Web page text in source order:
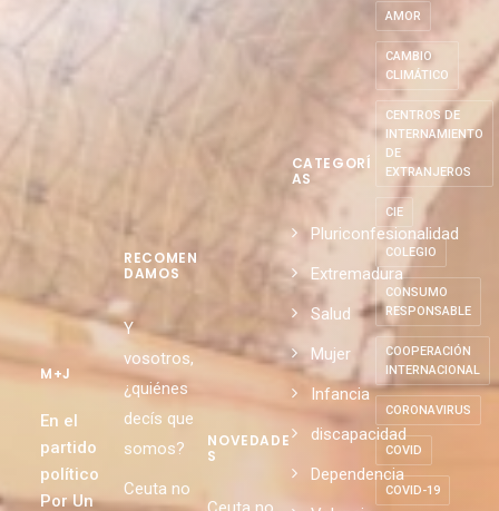
M+J
En el
partido
político
Por Un
RECOMEN
DAMOS
Y
vosotros,
¿quiénes
decís que
somos?
Ceuta no
NOVEDADE
S
CATEGORÍ
AS
Pluriconfesionalidad
Extremadura
Salud
Mujer
Infancia
discapacidad
Dependencia
AMOR
CAMBIO
CLIMÁTICO
CENTROS DE
INTERNAMIENTO
DE
EXTRANJEROS
CIE
COLEGIO
CONSUMO
RESPONSABLE
COOPERACIÓN
INTERNACIONAL
CORONAVIRUS
COVID
COVID-19